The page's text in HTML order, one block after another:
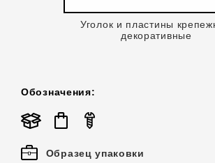
Уголок и пластины
декоративные
Обозначения:
Образец упаковки